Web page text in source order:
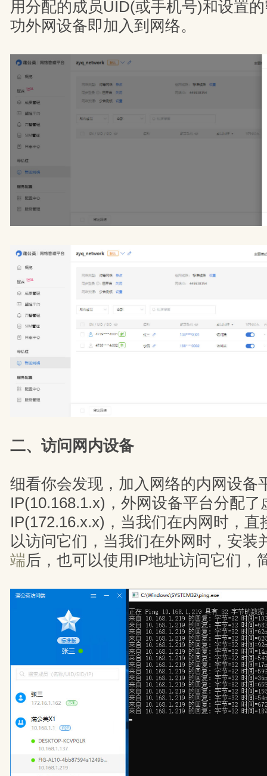
用分配的成员UID(或手机号)和设置
功外网设备即加入到网络。
二、访问网内设备
细看你会发现，加入网络的内网设备
IP(10.168.1.x)，外网设备平台分配了
IP(172.16.x.x)，当我们在内网时，直
以访问它们，当我们在外网时，安装
端后，也可以使用IP地址访问它们，